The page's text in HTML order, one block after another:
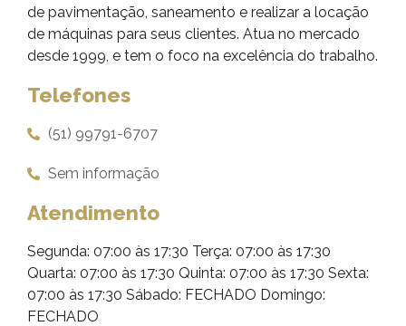
de pavimentação, saneamento e realizar a locação
de máquinas para seus clientes. Atua no mercado
desde 1999, e tem o foco na excelência do trabalho.
Telefones
(51) 99791-6707
Sem informação
Atendimento
Segunda: 07:00 às 17:30 Terça: 07:00 às 17:30
Quarta: 07:00 às 17:30 Quinta: 07:00 às 17:30 Sexta:
07:00 às 17:30 Sábado: FECHADO Domingo:
FECHADO